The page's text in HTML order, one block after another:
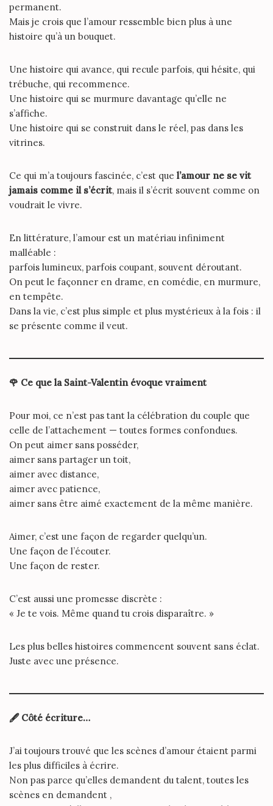
permanent.
Mais je crois que l’amour ressemble bien plus à une
histoire qu’à un bouquet.
Une histoire qui avance, qui recule parfois, qui hésite, qui
trébuche, qui recommence.
Une histoire qui se murmure davantage qu’elle ne
s’affiche.
Une histoire qui se construit dans le réel, pas dans les
vitrines.
Ce qui m’a toujours fascinée, c’est que l’amour ne se vit
jamais comme il s’écrit, mais il s’écrit souvent comme on
voudrait le vivre.
En littérature, l’amour est un matériau infiniment
malléable :
parfois lumineux, parfois coupant, souvent déroutant.
On peut le façonner en drame, en comédie, en murmure,
en tempête.
Dans la vie, c’est plus simple et plus mystérieux à la fois : il
se présente comme il veut.
🌹 Ce que la Saint-Valentin évoque vraiment
Pour moi, ce n’est pas tant la célébration du couple que
celle de l’attachement — toutes formes confondues.
On peut aimer sans posséder,
aimer sans partager un toit,
aimer avec distance,
aimer avec patience,
aimer sans être aimé exactement de la même manière.
Aimer, c’est une façon de regarder quelqu’un.
Une façon de l’écouter.
Une façon de rester.
C’est aussi une promesse discrète :
« Je te vois. Même quand tu crois disparaître. »
Les plus belles histoires commencent souvent sans éclat.
Juste avec une présence.
🖋️ Côté écriture…
J’ai toujours trouvé que les scènes d’amour étaient parmi
les plus difficiles à écrire.
Non pas parce qu’elles demandent du talent, toutes les
scènes en demandent ,